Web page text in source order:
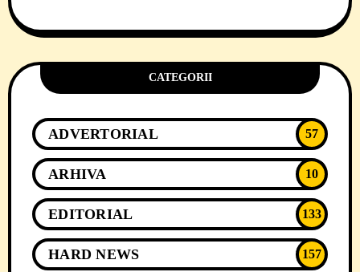
CATEGORII
ADVERTORIAL 57
ARHIVA 10
EDITORIAL 133
HARD NEWS 157